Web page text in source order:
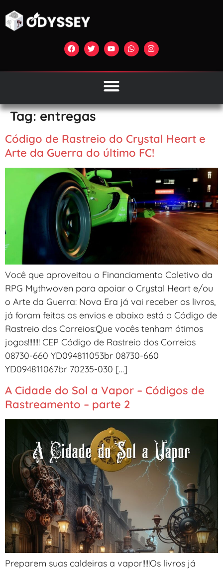
Tag:entregas
Código de Rastreio do Crystal Heart e
Arte da Guerra do último FC!
Você que aproveitou o Financiamento Coletivo da
RPG Mythwoven para apoiar o Crystal Heart e/ou
o Arte da Guerra: Nova Era já vai receber os livros,
já foram feitos os envios e abaixo está o Código de
Rastreio dos Correios:Que vocês tenham ótimos
jogos!!!!!!!! CEP Código de Rastreio dos Correios
08730-660 YD094811053br 08730-660
YD094811067br 70235-030 […]
A Cidade do Sol a Vapor – Códigos de
Rastreamento – parte 2
Preparem suas caldeiras a vapor!!!!!Os livros já